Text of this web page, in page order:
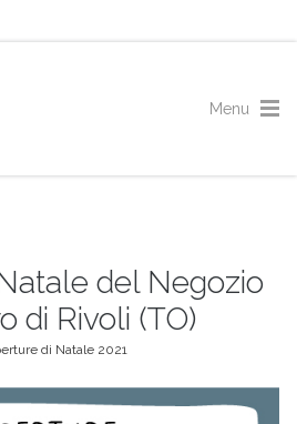
del Negozio
di Rivoli (TO)
di Natale 2021